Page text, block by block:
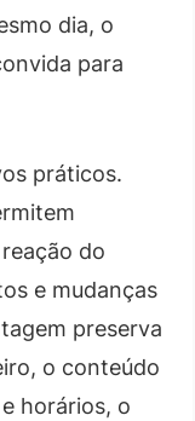
dia, o
para
práticos.
do
e mudanças
preserva
o conteúdo
horários, o